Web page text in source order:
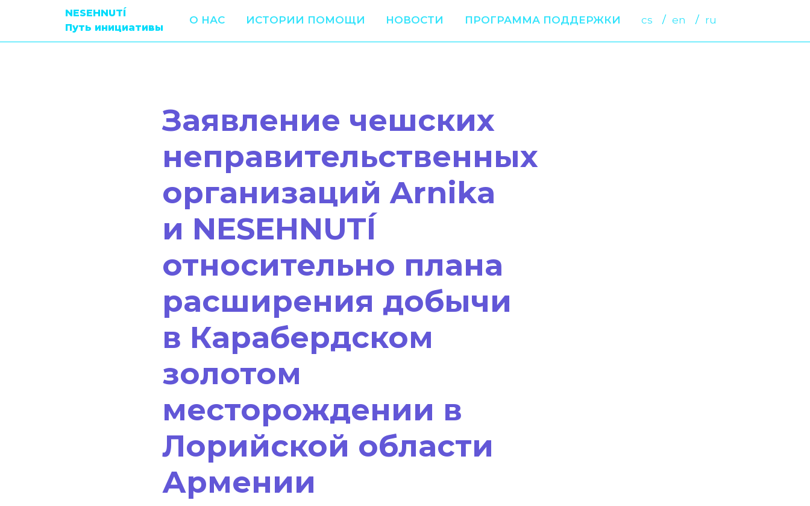
NESEHNUTÍ
Путь инициативы
О НАС ИСТОРИИ ПОМОЩИ НОВОСТИ ПРОГРАММА ПОДДЕРЖКИ cs en ru
Заявление чешских
неправительственных
организаций Arnika
и NESEHNUTÍ
относительно плана
расширения добычи
в Карабердском
золотом
месторождении в
Лорийской области
Армении